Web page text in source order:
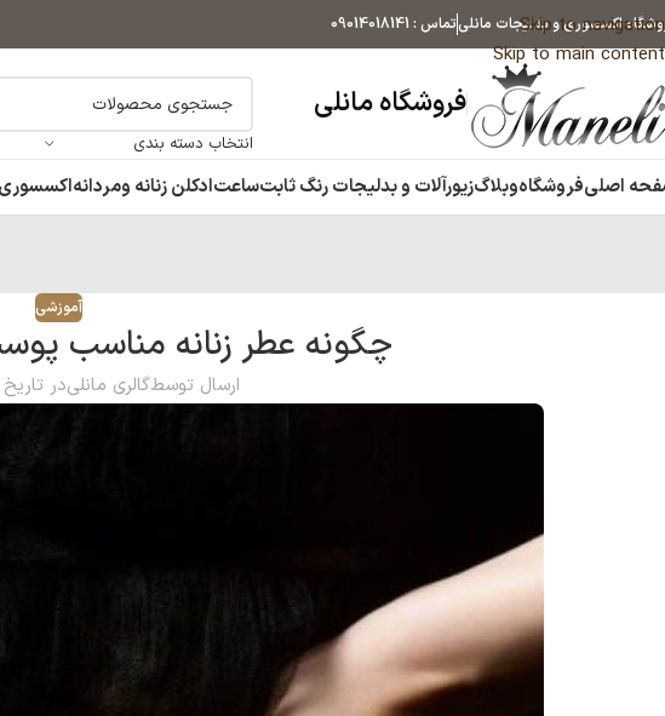
Skip to navigation
Skip to main content
اکسسوری و بدلیجات مانلیتماس : 09014018141
فروشگاه مانلی
انتخاب دسته بندی
اصلیفروشگاهوبلاگزیورآلات و بدلیجات رنگ ثابتساعتادکلن زنانه ومردانه
آموزشی
چگونه عطر زنانه مناسب
ارسال توسطگالری مانلیدر تاریخ 30 تیر 1404